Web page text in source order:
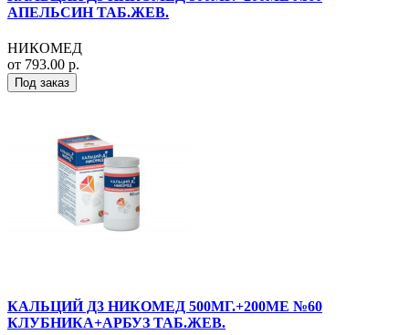
АПЕЛЬСИН ТАБ.ЖЕВ.
НИКОМЕД
от 793.00 р.
Под заказ
КАЛЬЦИЙ Д3 НИКОМЕД 500МГ.+200МЕ №60
КЛУБНИКА+АРБУЗ ТАБ.ЖЕВ.